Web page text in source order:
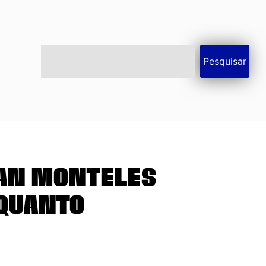
Pesquisar
Monteles